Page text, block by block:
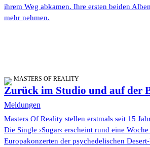
ihrem Weg abkamen. Ihre ersten beiden
mehr nehmen.
MASTERS OF REALITY
Zurück im Studio und auf der
Meldungen
Masters Of Reality stellen erstmals seit 15
Die Single ›Sugar‹ erscheint rund eine
Europakonzerten der psychedelischen